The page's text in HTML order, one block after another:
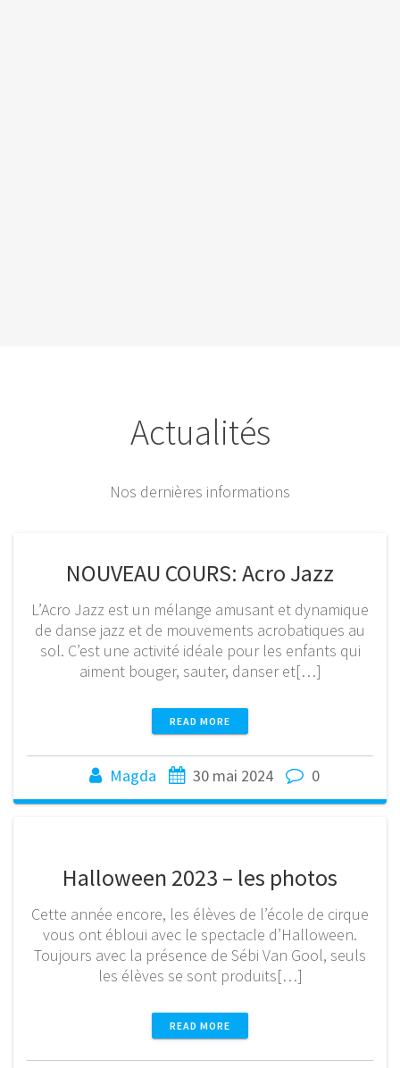
Actualités
Nos dernières informations
NOUVEAU COURS: Acro Jazz
L’Acro Jazz est un mélange amusant et dynamique
de danse jazz et de mouvements acrobatiques au
sol. C’est une activité idéale pour les enfants qui
aiment bouger, sauter, danser et[…]
READ MORE
Magda 30 mai 2024 0
Halloween 2023 – les photos
Cette année encore, les élèves de l’école de cirque
vous ont ébloui avec le spectacle d’Halloween.
Toujours avec la présence de Sébi Van Gool, seuls
les élèves se sont produits[…]
READ MORE